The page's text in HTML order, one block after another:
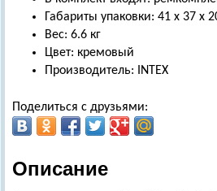
Габариты упаковки: 41 х 37 х
Вес: 6.6 кг
Цвет: кремовый
Производитель: INTEX
Поделиться с друзьями:
Описание